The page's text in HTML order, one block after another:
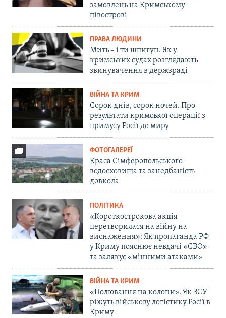
замовлень на Кримському
півострові
ПРАВА ЛЮДИНИ
Мить – і ти шпигун. Як у
кримських судах розглядають
звинувачення в держзраді
ВІЙНА ТА КРИМ
Сорок днів, сорок ночей. Про
результати кримської операції з
примусу Росії до миру
ФОТОГАЛЕРЕЇ
Краса Сімферопольського
водосховища та занедбаність
довкола
ПОЛІТИКА
«Короткострокова акція
перетворилася на війну на
виснаження»: Як пропаганда РФ
у Криму пояснює невдачі «СВО»
та залякує «мінними атаками»
ВІЙНА ТА КРИМ
«Полювання на колони». Як ЗСУ
ріжуть військову логістику Росії в
Криму